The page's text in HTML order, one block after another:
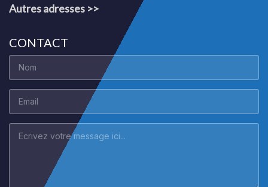
Autres adresses >>
CONTACT